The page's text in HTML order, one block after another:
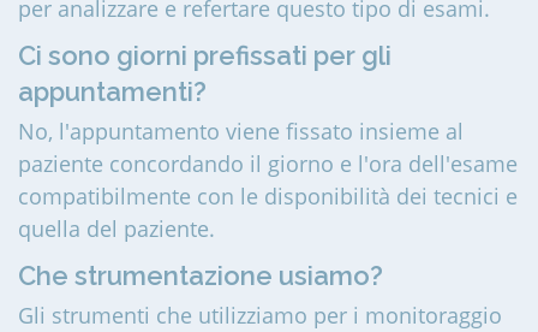
per analizzare e refertare questo tipo di esami.
Ci sono giorni prefissati per gli
appuntamenti?
No, l'appuntamento viene fissato insieme al
paziente concordando il giorno e l'ora dell'esame
compatibilmente con le disponibilità dei tecnici e
quella del paziente.
Che strumentazione usiamo?
Gli strumenti che utilizziamo per i monitoraggio